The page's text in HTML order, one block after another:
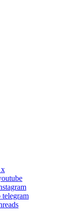
x
telegram